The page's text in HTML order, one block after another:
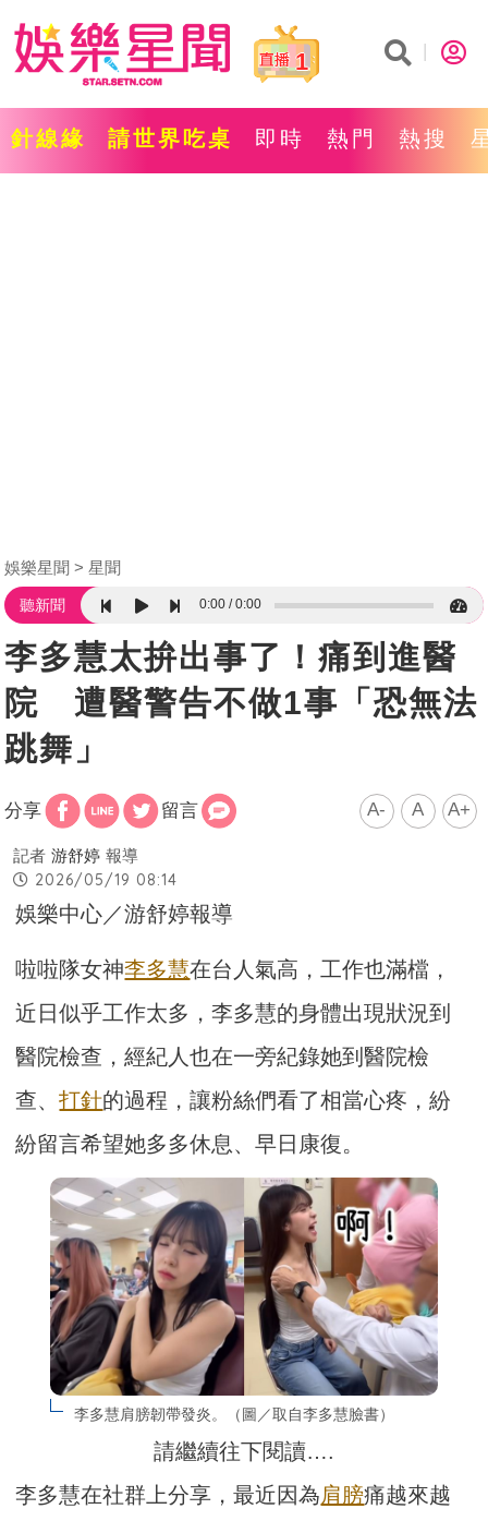
1
針線緣 請世界吃桌 即時 熱門 熱搜
娛樂星聞 星聞
聽新聞 0:00 0:00
李多慧太拚出事了！痛到進醫
院 遭醫警告不做1事「恐無法
跳舞」
分享 留言 A- A A+
記者 游舒婷 報導
2026/05/19 08:14
娛樂中心／游舒婷報導
啦啦隊女神李多慧在台人氣高，工作也滿檔，
近日似乎工作太多，李多慧的身體出現狀況到
醫院檢查，經紀人也在一旁紀錄她到醫院檢
查、打針的過程，讓粉絲們看了相當心疼，紛
紛留言希望她多多休息、早日康復。
李多慧肩膀韌帶發炎。（圖／取自李多慧臉書）
請繼續往下閱讀….
李多慧在社群上分享，最近因為肩膀痛越來越